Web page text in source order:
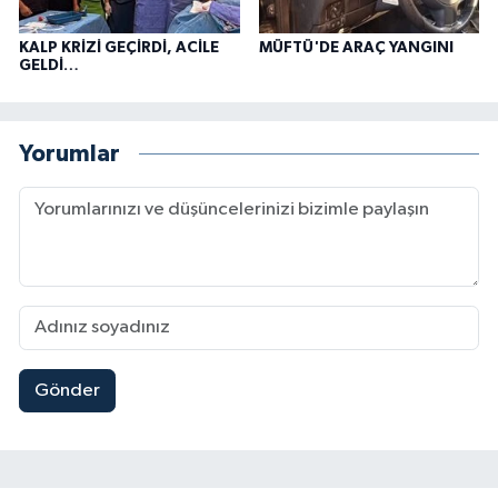
KALP KRİZİ GEÇİRDİ, ACİLE
GELDİ…
MÜFTÜ'DE ARAÇ YANGINI
Yorumlar
Gönder